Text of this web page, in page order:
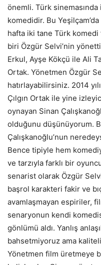
önemli. Türk
komedidir. Bu
hafta iki tane Türk
biri Özgür Selvi’nin
Erkul, Ayşe Kökçü ile Ali
Ortak. Yönetmen Özgür
hatırlayabilirsiniz. 2014
Çılgın Ortak ile yine
oynayan Sinan
olduğunu düşünüyorum.
Çalışkanoğlu’nun
Bence tipiyle hem
ve tarzıyla farklı bir
senarist olarak Özgür
başrol karakteri fakir ve
avamlaşmayan espiriler,
senaryonun kendi
gönlümü aldı. Yanlış
bahsetmiyoruz ama
Yönetmen film üretmeye